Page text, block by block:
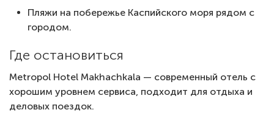
Пляжи на побережье Каспийского моря рядом с
городом.
Где остановиться
Metropol Hotel Makhachkala — современный отель с
хорошим уровнем сервиса, подходит для отдыха и
деловых поездок.